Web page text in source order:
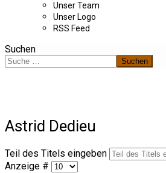
Unser Team
Unser Logo
RSS Feed
Suchen
Suchen
Astrid Dedieu
Teil des Titels eingeben
Anzeige #